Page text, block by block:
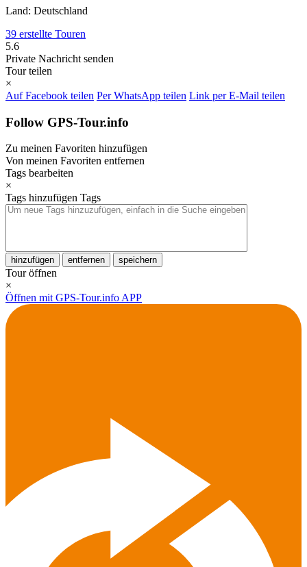
Land: Deutschland
39 erstellte Touren
5.6
Private Nachricht senden
Tour teilen
×
Auf Facebook teilen Per WhatsApp teilen Link per E-Mail teilen
Follow GPS-Tour.info
Zu meinen Favoriten hinzufügen
Von meinen Favoriten entfernen
Tags bearbeiten
×
Tags hinzufügen Tags
hinzufügen entfernen speichern
Tour öffnen
×
Öffnen mit GPS-Tour.info APP